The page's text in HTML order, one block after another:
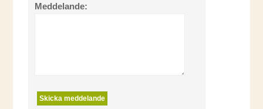
Meddelande: